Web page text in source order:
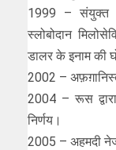
1999 – संयुक्त
स्लोबोदान
डालर के इनाम की
2002 –
2004 – रूस
निर्णय।
2005 – अहमदी